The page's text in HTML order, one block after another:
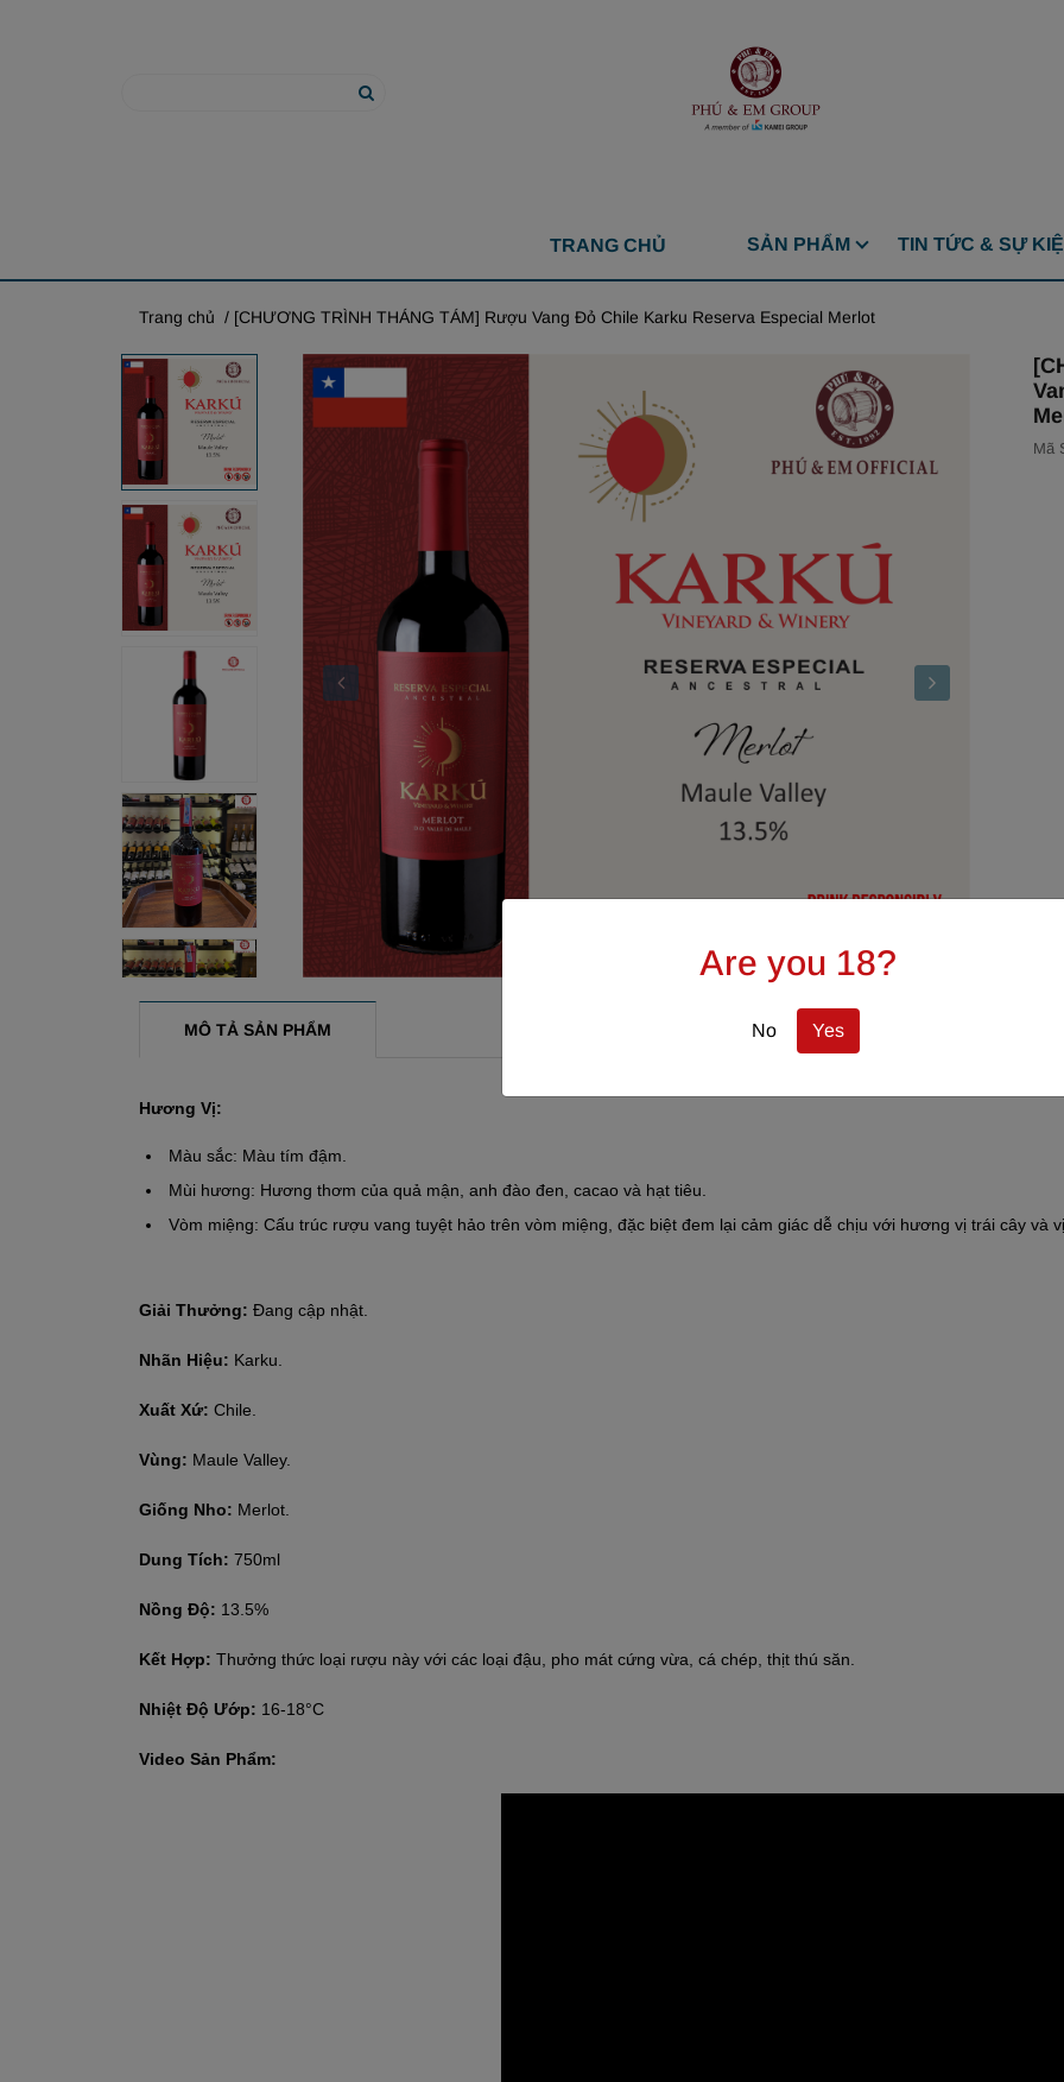
Are you 18?
No Yes
TRANG CHỦ SẢN PHẨM TIN TỨC & SỰ
Trang chủ / [CHƯƠNG TRÌNH THÁNG TÁM] Rượu Vang Đỏ Chile Karku Reserva Especial Merlot
Mã
MÔ TẢ SẢN PHẨM
Hương Vị:
Màu sắc: Màu tím đậm.
Mùi hương: Hương thơm của quả mận, anh đào đen, cacao và hạt tiêu.
Vòm miệng: Cấu trúc rượu vang tuyệt hảo trên vòm miệng, đặc biệt đem lại cảm giác dễ chịu với hương vị trái cây và
Giải Thưởng: Đang cập nhật.
Nhãn Hiệu: Karku.
Xuất Xứ: Chile.
Vùng: Maule Valley.
Giống Nho: Merlot.
Dung Tích: 750ml
Nồng Độ: 13.5%
Kết Hợp: Thưởng thức loại rượu này với các loại đậu, pho mát cứng vừa, cá chép, thịt thú săn.
Nhiệt Độ Ướp: 16-18°C
Video Sản Phẩm: